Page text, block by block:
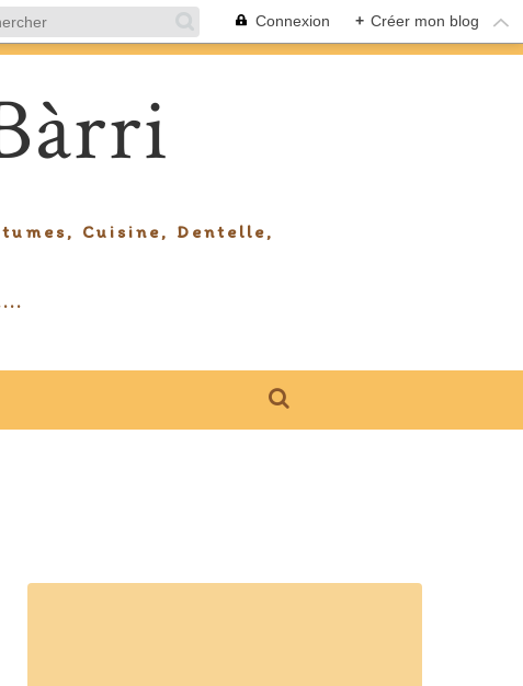
Connexion + Créer mon blog
Cuisine, Dentelle,